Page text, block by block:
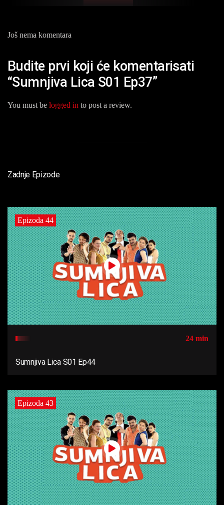
Još nema komentara
Budite prvi koji će komentarisati
“Sumnjiva Lica S01 Ep37”
You must be logged in to post a review.
Zadnje Epizode
Epizoda 44
24 min
Sumnjiva Lica S01 Ep44
Epizoda 43